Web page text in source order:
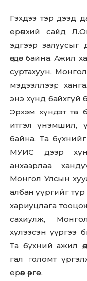
Гэхдээ тэр дээд
ерөнхий сайд
эдгээр залуусыг
өгдөг байна. Ажил
суртахуун,
мэдээллээр
энэ хүнд байхгүй
Эрхэм хүндэт та
итгэл үнэмшил,
байна. Та
МУИС дээр
анхаарлаа
Монгол Улсын
албан үүргийг
хариуцлага
сахиулж,
хүлээсэн үүргээ
Та бүхний ажил
гал голомт
ерөөл өргөе.